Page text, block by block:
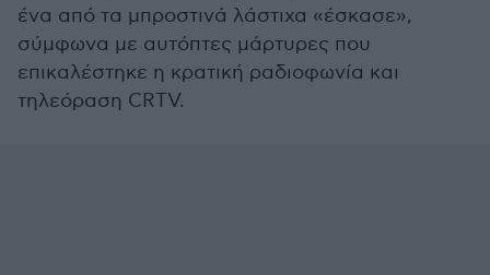
ένα από τα μπροστινά λάστιχα «έσκασε»,
σύμφωνα με αυτόπτες μάρτυρες που
επικαλέστηκε η κρατική ραδιοφωνία και
τηλεόραση CRTV.